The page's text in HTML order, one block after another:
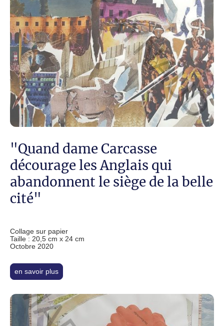
"Quand dame Carcasse
décourage les Anglais qui
abandonnent le siège de la belle
cité"
Collage sur papier
Taille : 20,5 cm x 24 cm
Octobre 2020
en savoir plus